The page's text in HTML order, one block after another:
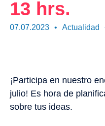
Apoyo
Contacto
13 hrs.
07.07.2023 • Actualidad
¡Participa en nuestro
julio! Es hora de
sobre tus ideas.